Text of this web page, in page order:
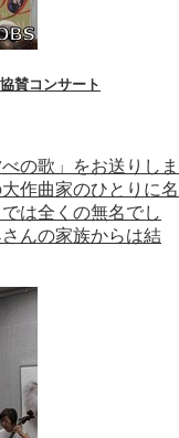
賛コンサート
の歌」をお送りしま
作曲家のひとりに名
は全くの無名でし
んの家族からは結